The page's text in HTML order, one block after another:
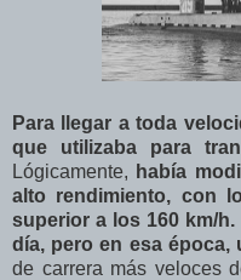
Para llegar a toda
que utilizaba para
Lógicamente, había
alto rendimiento, con
superior a los 160 km/
día, pero en esa época,
de carrera más veloces